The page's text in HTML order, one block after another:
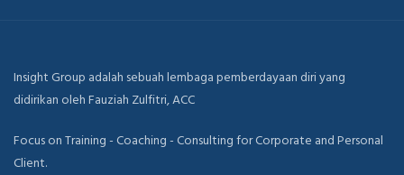
Insight Group adalah sebuah lembaga pemberdayaan diri yang
didirikan oleh Fauziah Zulfitri, ACC
Focus on Training - Coaching - Consulting for Corporate and Personal
Client.